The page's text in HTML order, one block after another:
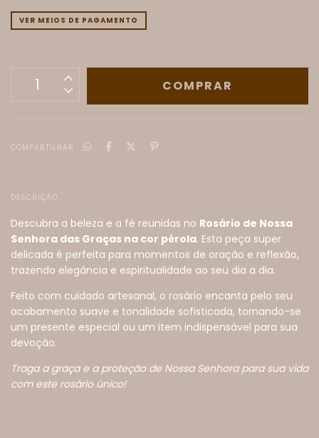
VER MEIOS DE PAGAMENTO
COMPARTILHAR
DESCRIÇÃO
Descubra a beleza e a fé reunidas no Rosário de Nossa
Senhora das Graças na cor pérola. Esta peça super
delicada é perfeita para momentos de oração e reflexão,
trazendo elegância e espiritualidade ao seu dia a dia.
Feito com cuidado artesanal, o rosário encanta pelo seu
acabamento suave e tonalidade sofisticada, tornando-se
um presente especial ou um item indispensável para sua
devoção.
Traga a graça e a proteção de Nossa Senhora para sua vida
com este rosário único!